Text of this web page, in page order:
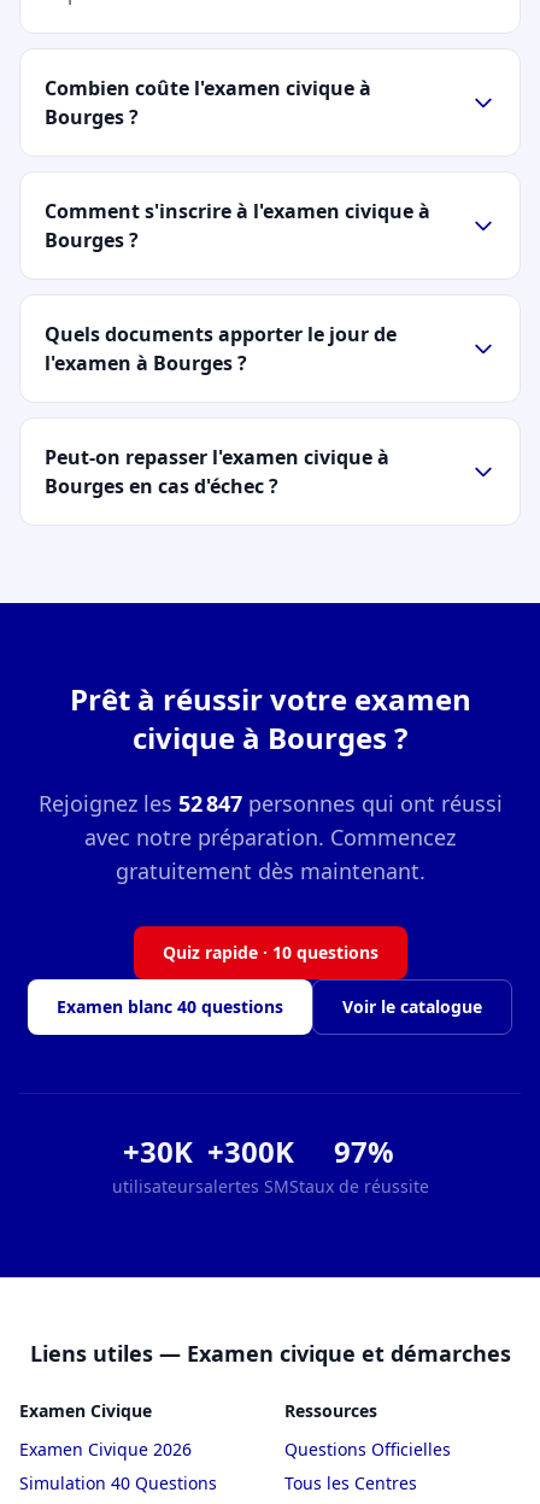
Combien coûte l'examen civique à
Bourges ?
Comment s'inscrire à l'examen civique à
Bourges ?
Quels documents apporter le jour de
l'examen à Bourges ?
Peut-on repasser l'examen civique à
Bourges en cas d'échec ?
Prêt à réussir votre examen
civique à Bourges ?
Rejoignez les 52 847personnes qui ont réussi
avec notre préparation. Commencez
gratuitement dès maintenant.
Quiz rapide · 10 questions
Examen blanc 40 questions Voir le catalogue
+30K
utilisateurs
+300K
alertes SMS
97%
taux de réussite
Liens utiles — Examen civique et démarches
Examen Civique
Examen Civique 2026
Simulation 40 Questions
Ressources
Questions Officielles
Tous les Centres